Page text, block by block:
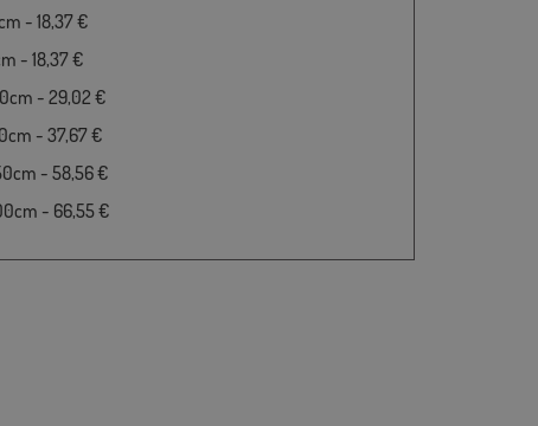
- 18,37 €
- 18,37 €
- 29,02 €
- 37,67 €
- 58,56 €
- 66,55 €